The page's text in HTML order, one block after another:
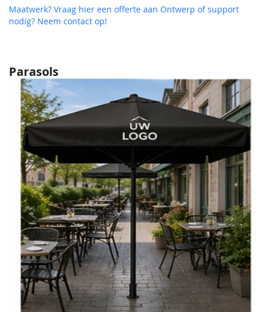
Parasols
Maatwerk? Vraag hier een offerte aan Ontwerp of support
nodig? Neem contact op!